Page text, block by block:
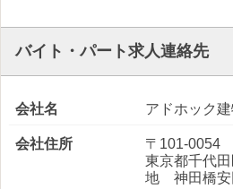
バイト・パート求人連絡先
会社名 アドホック
会社住所
〒101-0054
東京都千代
地 神田橋安